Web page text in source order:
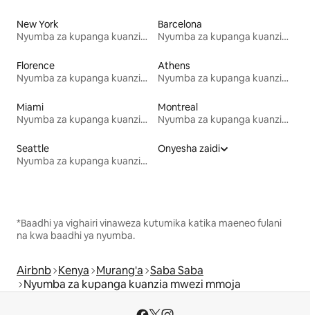
New York
Nyumba za kupanga kuanzia mwezi mmoja
Barcelona
Nyumba za kupanga kuanzia mwezi mmoja
Florence
Nyumba za kupanga kuanzia mwezi mmoja
Athens
Nyumba za kupanga kuanzia mwezi mmoja
Miami
Nyumba za kupanga kuanzia mwezi mmoja
Montreal
Nyumba za kupanga kuanzia mwezi mmoja
Seattle
Nyumba za kupanga kuanzia mwezi mmoja
Onyesha zaidi
*Baadhi ya vighairi vinaweza kutumika katika maeneo fulani
na kwa baadhi ya nyumba.
Airbnb Kenya Murang'a Saba Saba
Nyumba za kupanga kuanzia mwezi mmoja